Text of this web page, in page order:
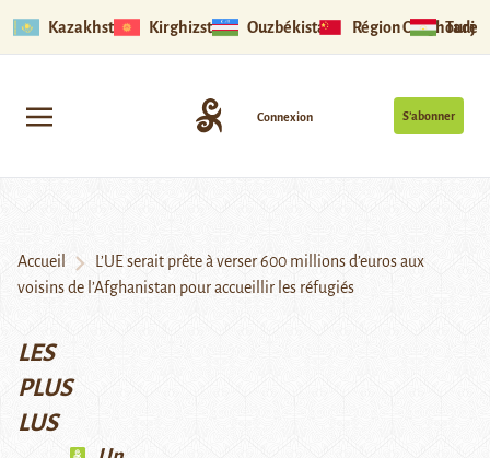
Kazakhstan Kirghizstan Ouzbékistan Région Ouïghoure
S’abonner
Connexion
Accueil
L’UE serait prête à verser 600 millions d’euros aux
voisins de l’Afghanistan pour accueillir les réfugiés
LES
PLUS
LUS